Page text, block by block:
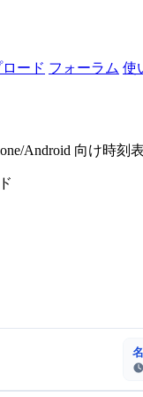
ード フォーラム 使
Android 向け時